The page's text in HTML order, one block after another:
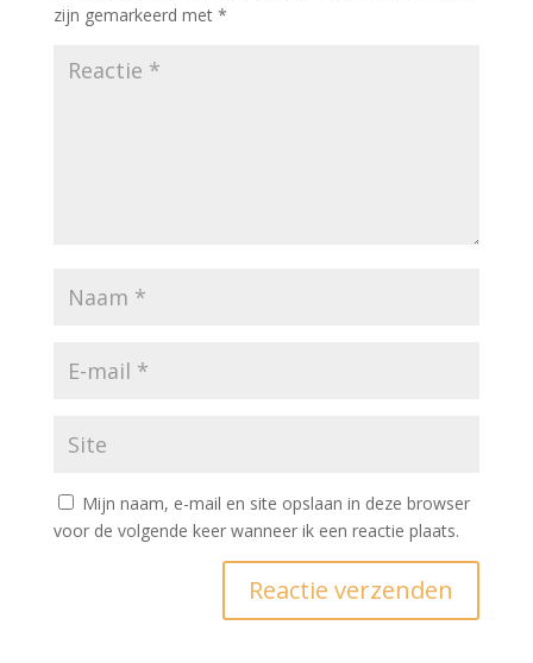
zijn gemarkeerd met *
Mijn naam, e-mail en site opslaan in deze browser
voor de volgende keer wanneer ik een reactie plaats.